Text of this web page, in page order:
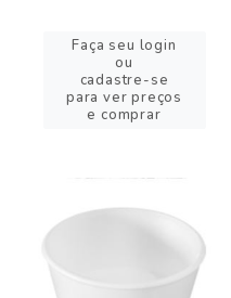
Faça seu login
ou
cadastre-se
para ver preços
e comprar